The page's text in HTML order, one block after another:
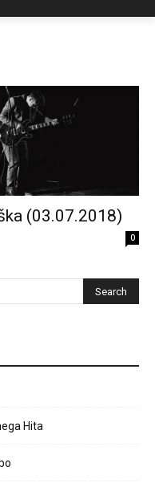
(03.07.2018)
0
Hita